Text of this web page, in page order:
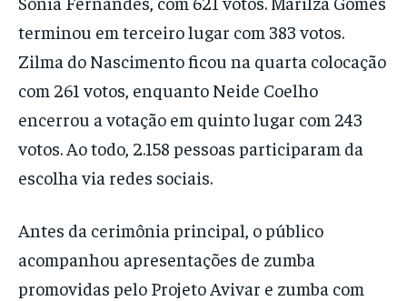
terminou em terceiro lugar com 383 votos.
Zilma do Nascimento ficou na quarta colocação
com 261 votos, enquanto Neide Coelho
encerrou a votação em quinto lugar com 243
votos. Ao todo, 2.158 pessoas participaram da
escolha via redes sociais.
Antes da cerimônia principal, o público
acompanhou apresentações de zumba
promovidas pelo Projeto Avivar e zumba com